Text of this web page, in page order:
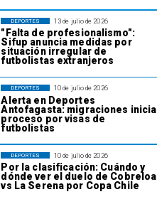
13 de julio de 2026
"Falta de profesionalismo":
Sifup anuncia medidas por
situación irregular de
futbolistas extranjeros
DEPORTES
10 de julio de 2026
Alerta en Deportes
Antofagasta: migraciones inicia
proceso por visas de
futbolistas
DEPORTES
10 de julio de 2026
Por la clasificación: Cuándo y
dónde ver el duelo de Cobreloa
vs La Serena por Copa Chile
DEPORTES